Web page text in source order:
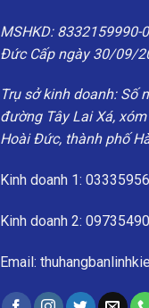
MSHKD: 8332159990-
Đức Cấp ngày 30/09/
Trụ sở kinh doanh: Số
đường Tây Lai Xá,
Hoài Đức, thành phố
Kinh doanh 1:
Kinh doanh 2:
Email: